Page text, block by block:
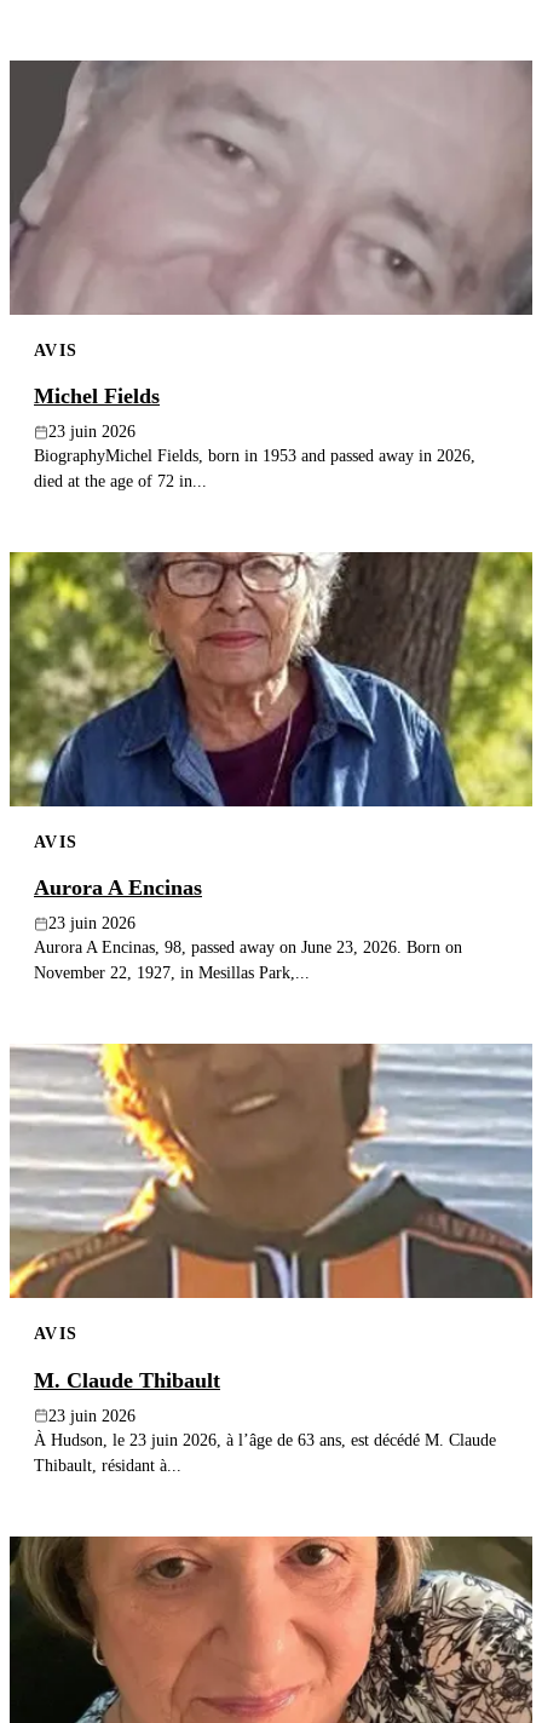
AVIS
Michel Fields
23 juin 2026
BiographyMichel Fields, born in 1953 and passed away in 2026,
died at the age of 72 in...
AVIS
Aurora A Encinas
23 juin 2026
Aurora A Encinas, 98, passed away on June 23, 2026. Born on
November 22, 1927, in Mesillas Park,...
AVIS
M. Claude Thibault
23 juin 2026
À Hudson, le 23 juin 2026, à l’âge de 63 ans, est décédé M. Claude
Thibault, résidant à...